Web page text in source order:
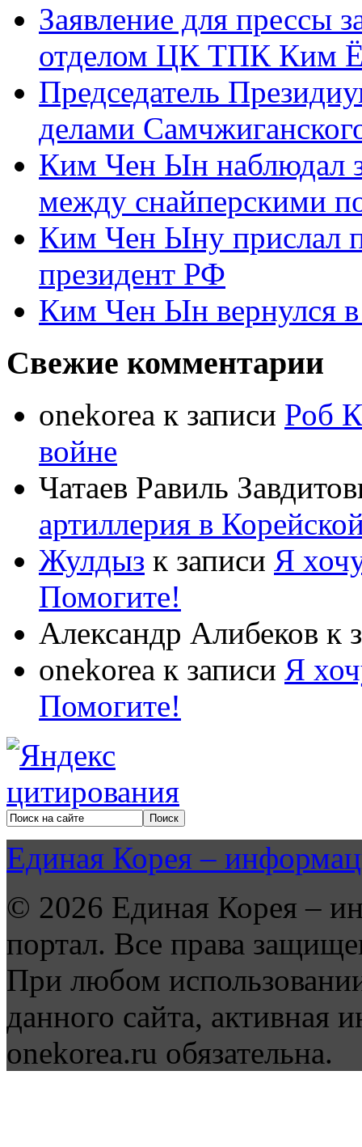
Заявление для прессы
отделом ЦК ТПК Ким
Председатель
делами
Ким Чен Ын наблюдал
между снайперскими
Ким Чен Ыну прислал
президент РФ
Ким Чен Ын вернулся
Свежие комментарии
onekorea к записи Роб
войне
Чатаев Равиль
артиллерия в
Жулдыз к записи Я
Помогите!
Александр Алибеков к
onekorea к записи Я
Помогите!
Единая Корея –
© 2026 Единая Корея –
портал. Все права
При любом
данного сайта, активная
onekorea.ru обязательна.